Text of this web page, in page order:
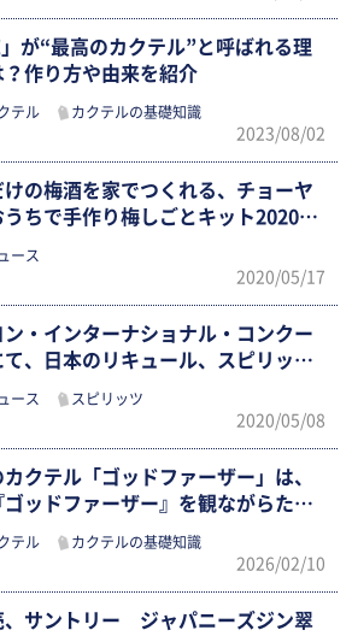
」が“最高のカクテル”と呼ばれる理
？作り方や由来を紹介
テル カクテルの基礎知識
2023/08/02
けの梅酒を家でつくれる、チョーヤ
うちで手作り梅しごとキット2020…
ース
2020/05/17
ン・インターナショナル・コンクー
て、日本のリキュール、スピリッツ
ース スピリッツ
2020/05/08
カクテル「ゴッドファーザー」は、
ゴッドファーザー』を観ながらたの
テル カクテルの基礎知識
2026/02/10
、サントリー ジャパニーズジン翠